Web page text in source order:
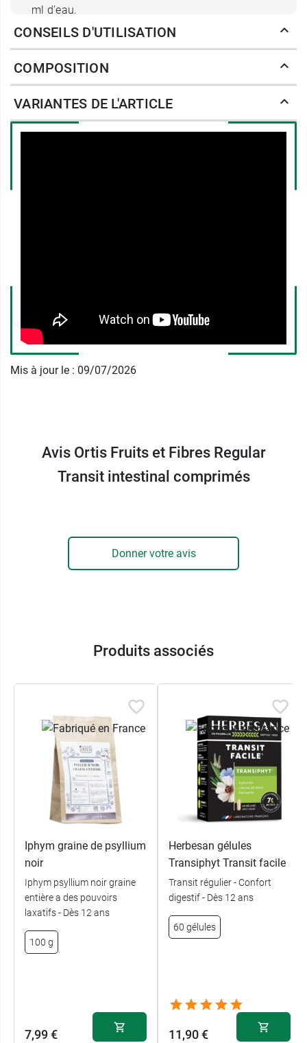
ml d’eau.
Végétariens OK.
Poids net pour 30 comprimés :
Ortis propose également lescomprimés
Belgique
+32 80 44 00 55
CONSEILS D'UTILISATION
COMPOSITION
VARIANTES DE L'ARTICLE
Mis à jour le : 09/07/2026
Avis Ortis Fruits et Fibres Regular
Transit intestinal comprimés
Donner votre avis
Produits associés
Iphym graine de psyllium
noir
Iphym psyllium noir graine
entière a des pouvoirs
laxatifs - Dès 12 ans
100 g
7,99 €
Herbesan gélules
Transiphyt Transit facile
Transit régulier - Confort
digestif - Dès 12 ans
60 gélules
11,90 €